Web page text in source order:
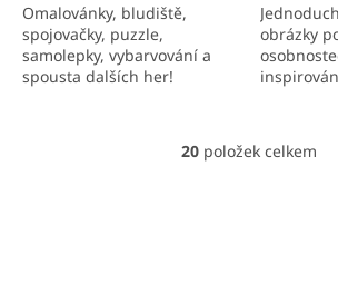
hvězdiček.
Omalovánky, bludiště,
spojovačky, puzzle,
samolepky, vybarvování a
spousta dalších her!
obrázky
O
20 položek celkem